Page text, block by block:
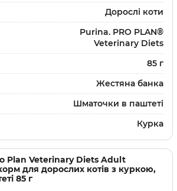
Дорослі коти
Purina. PRO PLAN®
Veterinary Diets
85 г
Жестяна банка
Шматочки в паштеті
Курка
Plan Veterinary Diets Adult
для дорослих котів з куркою,
85 г